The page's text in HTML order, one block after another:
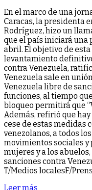
En el marco de una
Caracas, la presidenta
Rodríguez, hizo un
que el país iniciará una
abril. El objetivo de
levantamiento
contra Venezuela,
Venezuela sale en
Venezuela libre de
funciones, al tiempo
bloqueo permitirá que
Además, refirió que
cese de estas medidas
venezolanos, a todos
movimientos sociales y
mujeres y a los
sanciones contra
T/Medios localesF/
Leer más